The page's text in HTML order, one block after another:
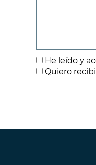
He leído y
Quiero